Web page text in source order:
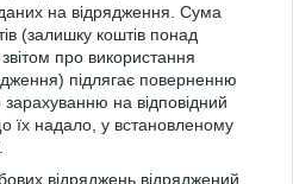
на відрядження. Сума
(залишку коштів понад
про використання
підлягає поверненню
на відповідний
їх надало, у встановленому
відряджень відряджений